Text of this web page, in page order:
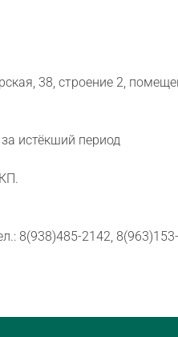
38, строение 2,
истёкший период
8(938)485-2142, 8(963)